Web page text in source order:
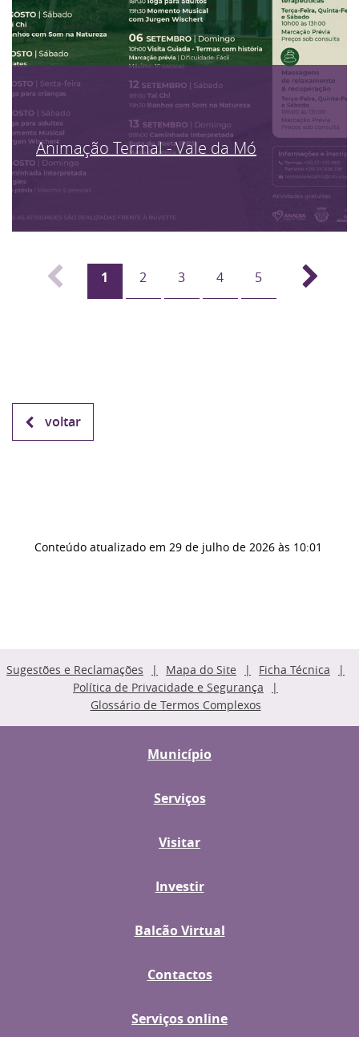
Animação Termal - Vale da Mó
1 2 3 4 5
voltar
Conteúdo atualizado em 29 de julho de 2026 às 10:01
Sugestões e Reclamações Mapa do Site
Ficha Técnica
Política de Privacidade e Segurança
Glossário de Termos Complexos
Município
Serviços
Visitar
Investir
Balcão Virtual
Contactos
Serviços online